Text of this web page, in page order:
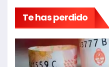
Te has perdido